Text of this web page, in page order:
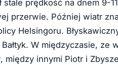
stale prędkość na dnem 9-
przerwie. Później wiatr
Helsingoru.
W międzyczasie,
między innymi Piotr i